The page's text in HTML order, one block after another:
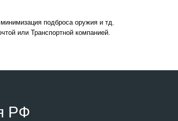
подброса оружия и тд.
или Транспортной компанией.
РФ